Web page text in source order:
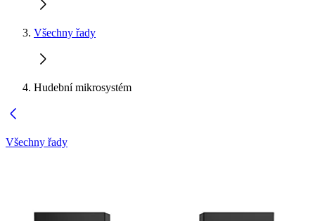
Všechny řady
Hudební mikrosystém
Všechny řady